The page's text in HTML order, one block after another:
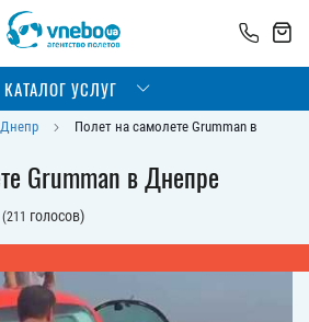
КАТАЛОГ УСЛУГ
Днепр
Полет на самолете Grumman в
Grumman в Днепре
(211 голосов)